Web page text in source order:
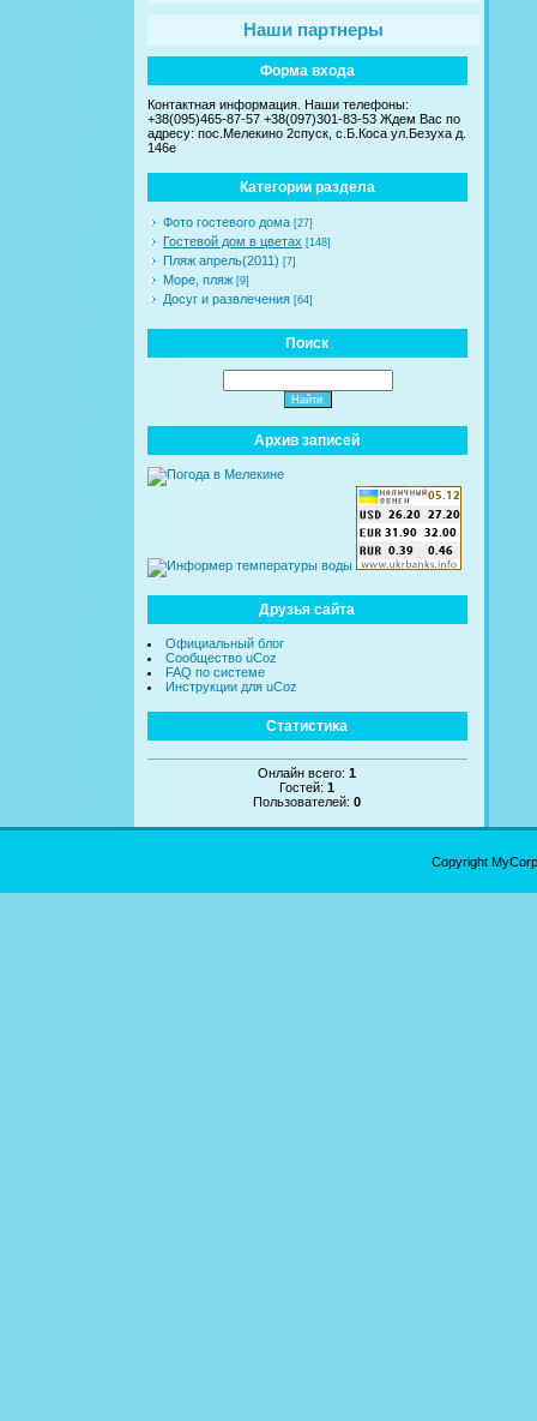
Наши партнеры
Форма входа
Контактная информация. Наши телефоны:
+38(095)465-87-57 +38(097)301-83-53 Ждем Вас по
адресу: пос.Мелекино 2спуск, c.Б.Коса ул.Безуха д.
146е
Категории раздела
Фото гостевого дома [27]
Гостевой дом в цветах [148]
Пляж апрель(2011) [7]
Море, пляж [9]
Досуг и развлечения [64]
Поиск
Архив записей
Друзья сайта
Официальный блог
Сообщество uCoz
FAQ по системе
Инструкции для uCoz
Статистика
Онлайн всего:1
Гостей:1
Пользователей:0
Copyright